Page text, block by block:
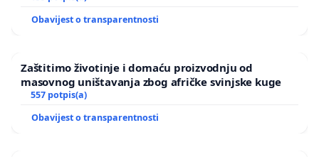
Obavijest o transparentnosti
Zaštitimo životinje i domaću proizvodnju od
masovnog uništavanja zbog afričke svinjske kuge
557 potpis(a)
Obavijest o transparentnosti